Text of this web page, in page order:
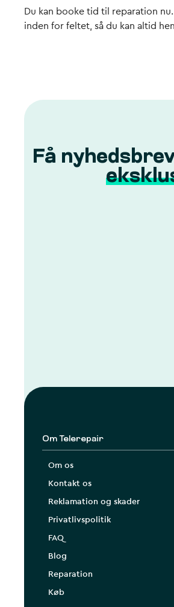
Du kan booke tid til reparation
inden for feltet, så du kan altid
Få
Om Telerepair
Om os
Kontakt os
Reklamation og skader
Privatlivspolitik
FAQ
Blog
Reparation
Køb